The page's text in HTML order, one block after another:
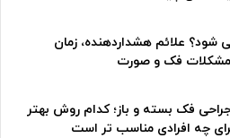
علائم هشداردهنده، زمان
مشکلات فک و صورت
فک بسته و باز؛ کدام روش بهتر
چه افرادی مناسب تر است